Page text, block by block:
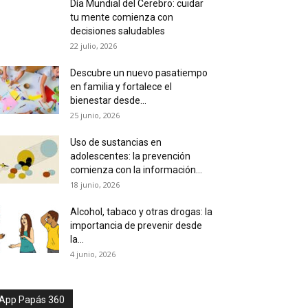
Día Mundial del Cerebro: cuidar
tu mente comienza con
decisiones saludables
22 julio, 2026
Descubre un nuevo pasatiempo
en familia y fortalece el
bienestar desde...
25 junio, 2026
Uso de sustancias en
adolescentes: la prevención
comienza con la información...
18 junio, 2026
Alcohol, tabaco y otras drogas: la
importancia de prevenir desde
la...
4 junio, 2026
Papás 360